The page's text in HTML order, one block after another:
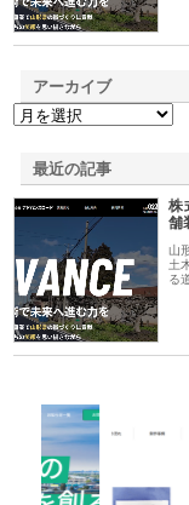
アーカイブ
最近の記事
株
舗
山
土
る